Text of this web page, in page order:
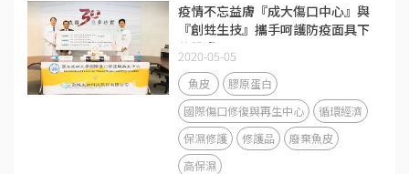
疫情不忘益膚『成大傷口中心』與
『創甡生技』攜手呵護防疫面具下
的肌膚
2020-05-05
魚皮
膠原蛋白
國際傷口修復與再生中心
循環經濟
保濕修護
修護品
廢棄魚皮
高保濕